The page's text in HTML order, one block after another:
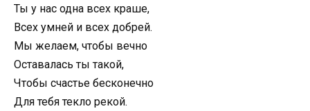
Ты у нас одна всех краше,
Всех умней и всех добрей.
Мы желаем, чтобы вечно
Оставалась ты такой,
Чтобы счастье бесконечно
Для тебя текло рекой.